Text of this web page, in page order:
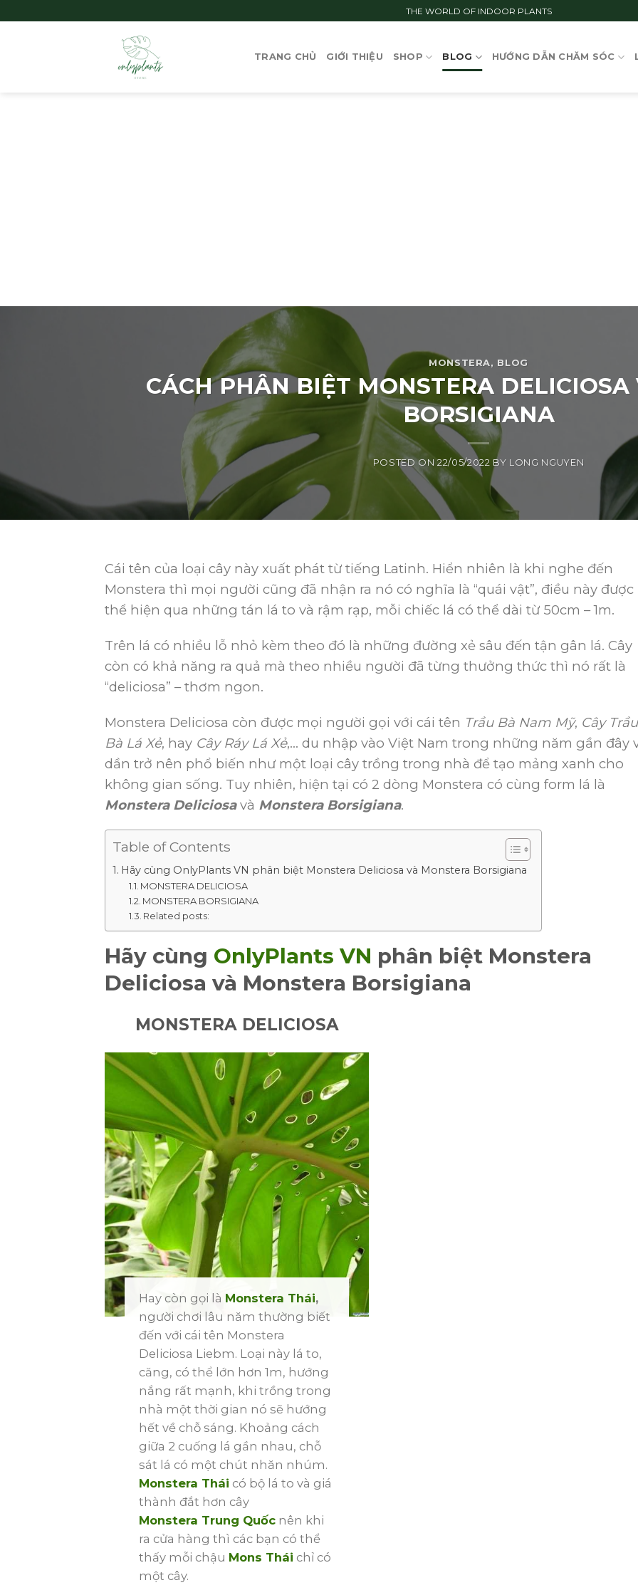
to
THE WORLD OF INDOOR PLANTS
TRANG CHỦ GIỚI THIỆU SHOP BLOG HƯỚNG DẪN CHĂM SÓC
MONSTERA, BLOG
CÁCH PHÂN BIỆT MONSTERA
BORSIGIANA
POSTED ON22/05/2022 BY LONG NGUYEN
Cái tên của loại cây này xuất phát từ tiếng Latinh. Hiển nhiên là khi nghe đến
Monstera thì mọi người cũng đã nhận ra nó có nghĩa là “quái vật”, điều này được
thể hiện qua những tán lá to và rậm rạp, mỗi chiếc lá có thể dài từ 50cm – 1m.
Trên lá có nhiều lỗ nhỏ kèm theo đó là những đường xẻ sâu đến tận gân lá. Cây
còn có khả năng ra quả mà theo nhiều người đã từng thưởng thức thì nó rất là
“deliciosa” – thơm ngon.
Monstera Deliciosa còn được mọi người gọi với cái tên Trầu Bà Nam Mỹ, Cây Trầu
Bà Lá Xẻ, hay Cây Ráy Lá Xẻ,… du nhập vào Việt Nam trong những năm gần đây
dần trở nên phổ biến như một loại cây trồng trong nhà để tạo mảng xanh cho
không gian sống. Tuy nhiên, hiện tại có 2 dòng Monstera có cùng form lá là
Monstera Deliciosavà Monstera Borsigiana.
Table of Contents
Hãy cùng OnlyPlants VN phân biệt Monstera Deliciosa và Monstera Borsigiana
MONSTERA DELICIOSA
MONSTERA BORSIGIANA
Related posts:
Hãy cùng OnlyPlants VN phân biệt Monstera
Deliciosa và Monstera Borsigiana
MONSTERA DELICIOSA
Hay còn gọi là Monstera Thái,
người chơi lâu năm thường biết
đến với cái tên Monstera
Deliciosa Liebm. Loại này lá to,
căng, có thể lớn hơn 1m, hướng
nắng rất mạnh, khi trồng trong
nhà một thời gian nó sẽ hướng
hết về chỗ sáng. Khoảng cách
giữa 2 cuống lá gần nhau, chỗ
sát lá có một chút nhăn nhúm.
Monstera Thái có bộ lá to và giá
thành đắt hơn cây
Monstera Trung Quốcnên khi
ra cửa hàng thì các bạn có thể
thấy mỗi chậu Mons Thái chỉ có
một cây.